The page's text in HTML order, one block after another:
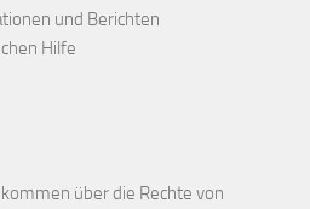
und Berichten
Hilfe
über die Rechte von